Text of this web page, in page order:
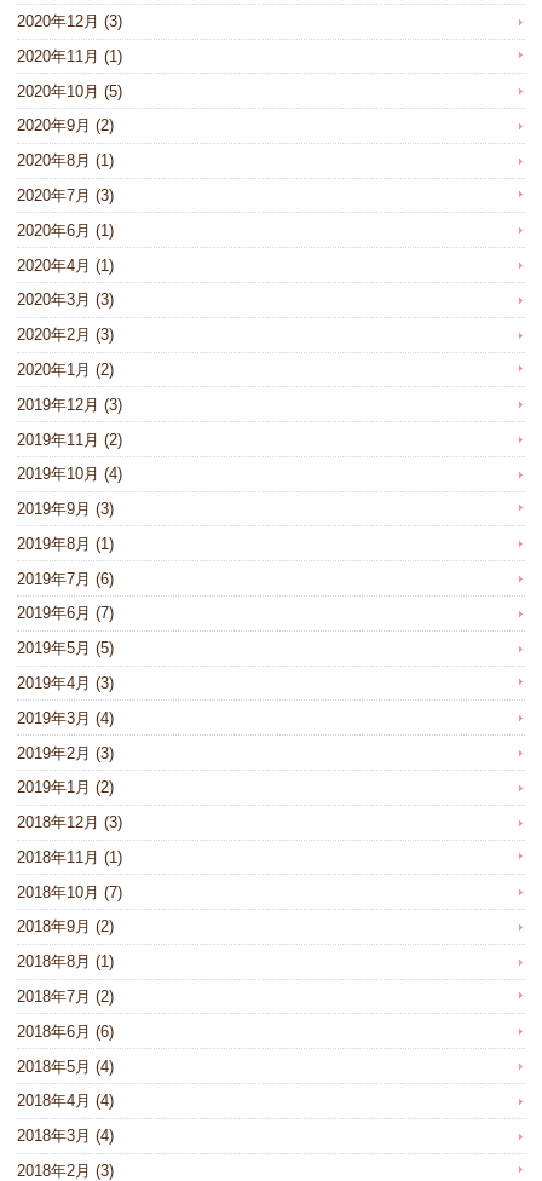
2020年12月 (3)
2020年11月 (1)
2020年10月 (5)
2020年9月 (2)
2020年8月 (1)
2020年7月 (3)
2020年6月 (1)
2020年4月 (1)
2020年3月 (3)
2020年2月 (3)
2020年1月 (2)
2019年12月 (3)
2019年11月 (2)
2019年10月 (4)
2019年9月 (3)
2019年8月 (1)
2019年7月 (6)
2019年6月 (7)
2019年5月 (5)
2019年4月 (3)
2019年3月 (4)
2019年2月 (3)
2019年1月 (2)
2018年12月 (3)
2018年11月 (1)
2018年10月 (7)
2018年9月 (2)
2018年8月 (1)
2018年7月 (2)
2018年6月 (6)
2018年5月 (4)
2018年4月 (4)
2018年3月 (4)
2018年2月 (3)